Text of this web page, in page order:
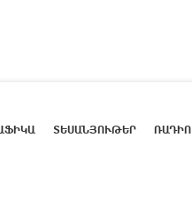
ՏԵՍԱՆՅՈՒԹԵՐ ՌԱԴԻՈ